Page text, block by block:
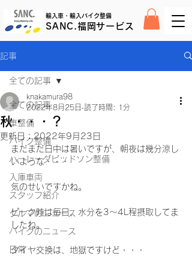
SANC.福岡サービス
輸入車・輸入バイク整備
記事
全ての記事
車整備
バイク整備
ハーレーダビッドソン整備
入庫車両
スタッフ紹介
クルマのニュース
バイクのニュース
日常
全ての記事
秋・・・？
knakamura98
2022年8月25日 読了時間: 1分
更新日： 2022年9月23日
まだまだ日中は暑いですが、朝夜は幾分涼し
いような・・・
気のせいですかね。
ピーク時は毎日、水分を3～4L程摂取してま
したね。
タイヤ交換は、地獄ですけど・・・